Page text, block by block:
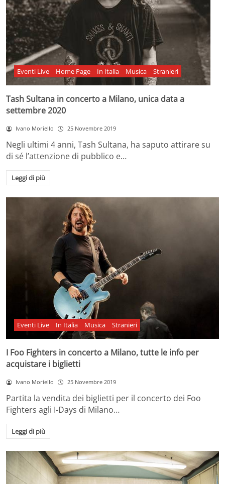
Eventi Live Home Page In Italia Musica Stranieri
Tash Sultana in concerto a Milano, unica data a
settembre 2020
Ivano Moriello 25 Novembre 2019
Negli ultimi 4 anni, Tash Sultana, ha saputo attirare su
di sé l’attenzione di pubblico e…
Leggi di più
Eventi Live In Italia Musica Stranieri
I Foo Fighters in concerto a Milano, tutte le info per
acquistare i biglietti
Ivano Moriello 25 Novembre 2019
Partita la vendita dei biglietti per il concerto dei Foo
Fighters agli I-Days di Milano…
Leggi di più